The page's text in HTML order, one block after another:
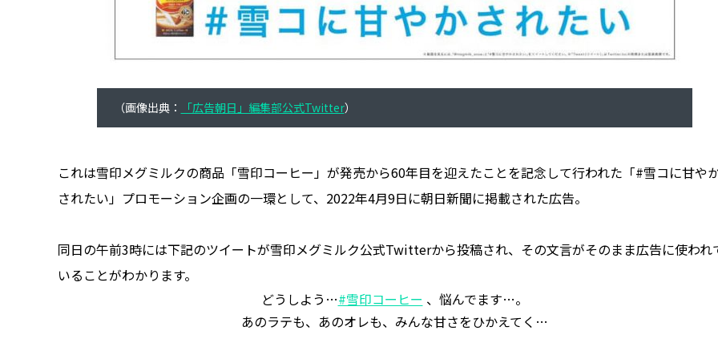
（画像出典： 「広告朝日」編集部公式Twitter）
これは雪印メグミルクの商品「雪印コーヒー」が発売から60年目を迎えたことを記念して行われた「#雪コに甘や
されたい」プロモーション企画の一環として、2022年4月9日に朝日新聞に掲載された広告。
同日の午前3時には下記のツイートが雪印メグミルク公式Twitterから投稿され、その文言がそのまま広告に使われ
いることがわかります。
どうしよう…#雪印コーヒー 、悩んでます…。
あのラテも、あのオレも、みんな甘さをひかえてく…